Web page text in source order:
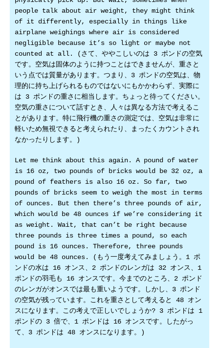
people talk about air weight, they might think
of it differently, especially in things like
airplane weighings where air is considered
negligible because it’s so light or maybe not
counted at all. (さて、ややこしいのは 3 ポンドの空気
です。空気は固体のように持つことはできませんが、重さと
いう点では質量があります。つまり、3 ポンドの空気は、物
理的に持ち上げられるものではないにもかかわらず、実際に
は 3 ポンドの重さに相当します。ちょっと待ってください。
空気の重さについて話すとき、人々は異なる方法で考えるこ
とがあります。特に飛行機の重さの測定では、空気は非常に
軽いため無視できると考えられたり、まったくカウントされ
なかったりします。)
Let me think about this again. A pound of water
is 16 oz, two pounds of bricks would be 32 oz, a
pound of feathers is also 16 oz. So far, two
pounds of bricks seem to weigh the most in terms
of ounces. But then there’s three pounds of air,
which would be 48 ounces if we’re considering it
as weight. Wait, that can’t be right because
three pounds is three times a pound, so each
pound is 16 ounces. Therefore, three pounds
would be 48 ounces. (もう一度考えてみましょう。1 ポ
ンドの水は 16 オンス、2 ポンドのレンガは 32 オンス、1
ポンドの羽毛も 16 オンスです。今までのところ、2 ポンド
のレンガがオンスでは最も重いようです。しかし、3 ポンド
の空気が残っています。これを重さとして考えると 48 オン
スになります。この考えで正しいでしょうか? 3 ポンドは 1
ポンドの 3 倍で、1 ポンドは 16 オンスです。したがっ
て、3 ポンドは 48 オンスになります。)